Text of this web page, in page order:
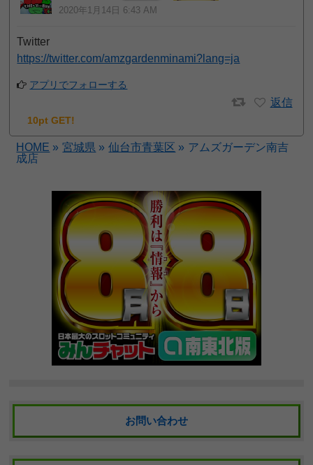
2020年1月14日 6:43 AM
Twitter
https://twitter.com/amzgardenminami?lang=ja
アプリでフォローする
返信
10pt GET!
HOME » 宮城県 » 仙台市青葉区 » アムズガーデン南吉
成店
お問い合わせ